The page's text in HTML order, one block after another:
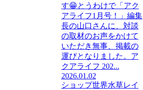
す😁とうわけで「アク
アライフ1月号！」編集
長の山口さんに、対談
の取材のお声をかけて
いただき無事、掲載の
運びとなりました。ア
クアライフ 202...
2026.01.02
ショップ世界水草レイ